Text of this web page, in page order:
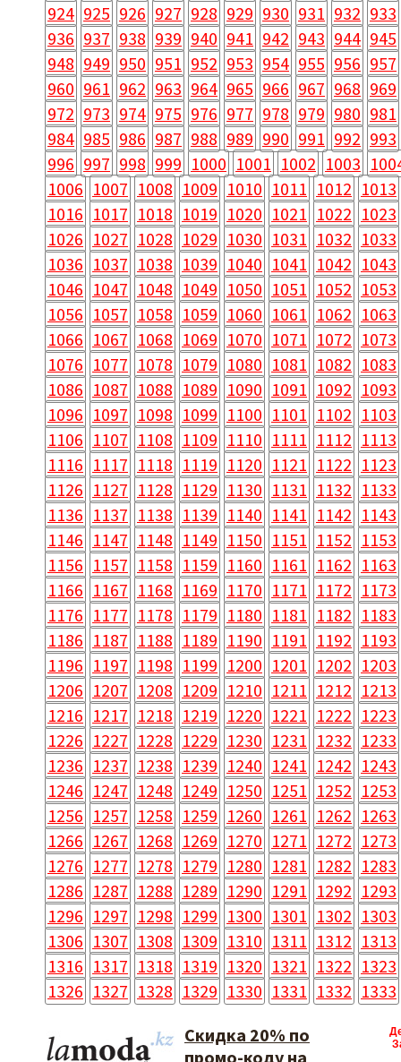
924 925 926 927 928 929 930 931 932 933
936 937 938 939 940 941 942 943 944 945
948 949 950 951 952 953 954 955 956 957
960 961 962 963 964 965 966 967 968 969
972 973 974 975 976 977 978 979 980 981
984 985 986 987 988 989 990 991 992 993
996 997 998 999 1000 1001 1002 1003
1006 1007 1008 1009 1010 1011 1012 1013
1016 1017 1018 1019 1020 1021 1022 1023
1026 1027 1028 1029 1030 1031 1032 1033
1036 1037 1038 1039 1040 1041 1042 1043
1046 1047 1048 1049 1050 1051 1052 1053
1056 1057 1058 1059 1060 1061 1062 1063
1066 1067 1068 1069 1070 1071 1072 1073
1076 1077 1078 1079 1080 1081 1082 1083
1086 1087 1088 1089 1090 1091 1092 1093
1096 1097 1098 1099 1100 1101 1102 1103
1106 1107 1108 1109 1110 1111 1112 1113
1116 1117 1118 1119 1120 1121 1122 1123
1126 1127 1128 1129 1130 1131 1132 1133
1136 1137 1138 1139 1140 1141 1142 1143
1146 1147 1148 1149 1150 1151 1152 1153
1156 1157 1158 1159 1160 1161 1162 1163
1166 1167 1168 1169 1170 1171 1172 1173
1176 1177 1178 1179 1180 1181 1182 1183
1186 1187 1188 1189 1190 1191 1192 1193
1196 1197 1198 1199 1200 1201 1202 1203
1206 1207 1208 1209 1210 1211 1212 1213
1216 1217 1218 1219 1220 1221 1222 1223
1226 1227 1228 1229 1230 1231 1232 1233
1236 1237 1238 1239 1240 1241 1242 1243
1246 1247 1248 1249 1250 1251 1252 1253
1256 1257 1258 1259 1260 1261 1262 1263
1266 1267 1268 1269 1270 1271 1272 1273
1276 1277 1278 1279 1280 1281 1282 1283
1286 1287 1288 1289 1290 1291 1292 1293
1296 1297 1298 1299 1300 1301 1302 1303
1306 1307 1308 1309 1310 1311 1312 1313
1316 1317 1318 1319 1320 1321 1322 1323
1326 1327 1328 1329 1330 1331 1332 1333
Скидка 20% по
промо-коду на